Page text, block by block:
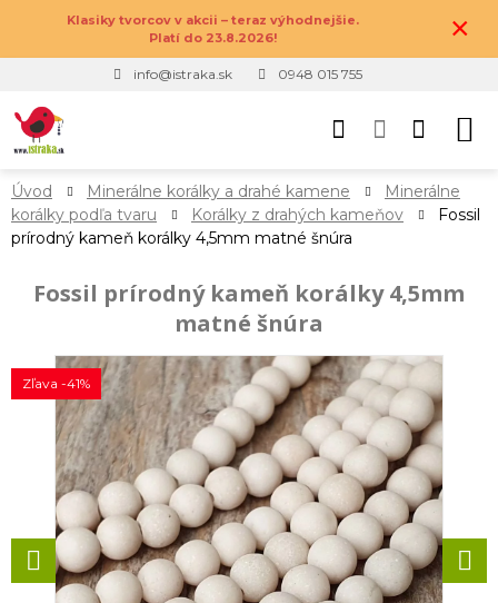
Klasiky tvorcov v akcii – teraz výhodnejšie.
Platí do 23.8.2026!
×
info@istraka.sk 0948 015 755
Úvod Minerálne korálky a drahé kamene
Minerálne
korálky podľa tvaru
Korálky z drahých kameňov
Fossil
prírodný kameň korálky 4,5mm matné šnúra
Fossil prírodný kameň korálky 4,5mm
matné šnúra
Zľava -41%